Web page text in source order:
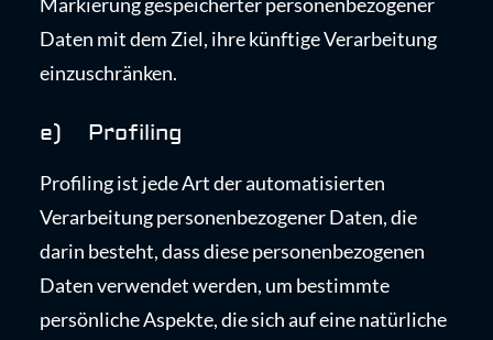
Daten mit dem Ziel, ihre künftige Verarbeitung
einzuschränken.
e) Profiling
Profiling ist jede Art der automatisierten
Verarbeitung personenbezogener Daten, die
darin besteht, dass diese personenbezogenen
Daten verwendet werden, um bestimmte
persönliche Aspekte, die sich auf eine natürliche